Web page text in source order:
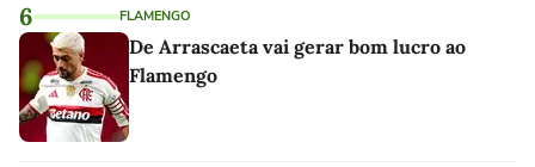
6 FLAMENGO
De Arrascaeta vai gerar bom lucro ao
Flamengo